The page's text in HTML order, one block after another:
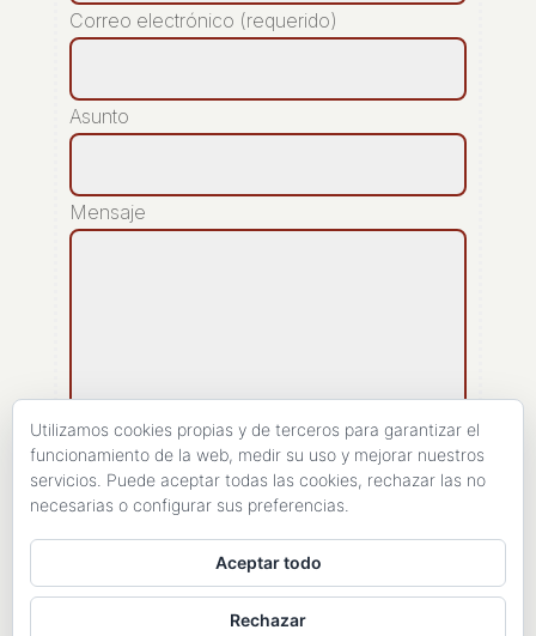
Correo electrónico (requerido)
Asunto
Mensaje
[recaptcha]
Utilizamos cookies propias y de terceros para garantizar el
funcionamiento de la web, medir su uso y mejorar nuestros
servicios. Puede aceptar todas las cookies, rechazar las no
necesarias o configurar sus preferencias.
Aceptar todo
Rechazar